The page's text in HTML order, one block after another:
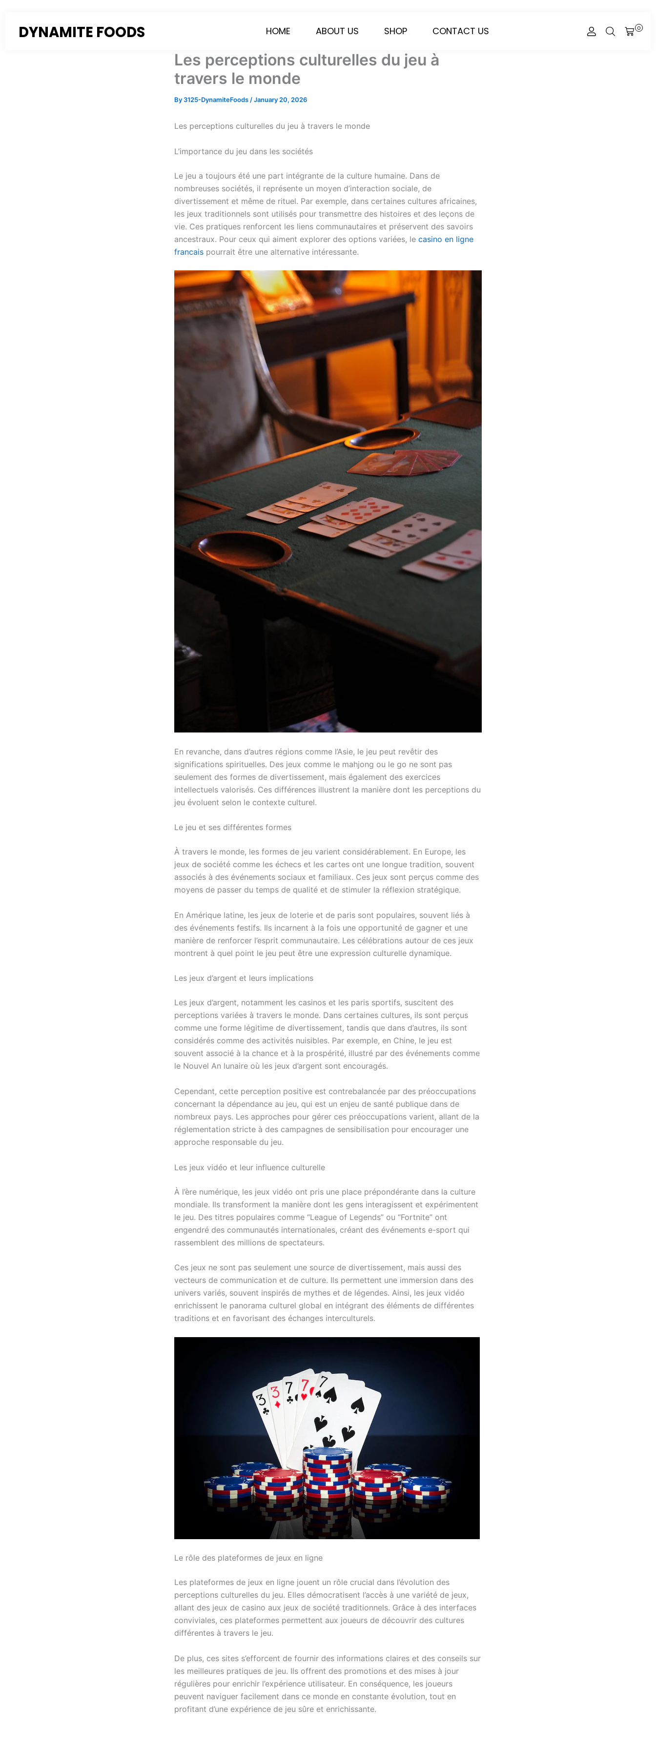
contentDYNAMITE FOODS HOME ABOUT US SHOP CONTACT US 0
CART
Les perceptions culturelles du jeu à
travers le monde
By 3125-DynamiteFoods /January 20, 2026
Les perceptions culturelles du jeu à travers le monde
L’importance du jeu dans les sociétés
Le jeu a toujours été une part intégrante de la culture humaine. Dans de
nombreuses sociétés, il représente un moyen d’interaction sociale, de
divertissement et même de rituel. Par exemple, dans certaines cultures africaines,
les jeux traditionnels sont utilisés pour transmettre des histoires et des leçons de
vie. Ces pratiques renforcent les liens communautaires et préservent des savoirs
ancestraux. Pour ceux qui aiment explorer des options variées, le casino en ligne
francais pourrait être une alternative intéressante.
En revanche, dans d’autres régions comme l’Asie, le jeu peut revêtir des
significations spirituelles. Des jeux comme le mahjong ou le go ne sont pas
seulement des formes de divertissement, mais également des exercices
intellectuels valorisés. Ces différences illustrent la manière dont les perceptions du
jeu évoluent selon le contexte culturel.
Le jeu et ses différentes formes
À travers le monde, les formes de jeu varient considérablement. En Europe, les
jeux de société comme les échecs et les cartes ont une longue tradition, souvent
associés à des événements sociaux et familiaux. Ces jeux sont perçus comme des
moyens de passer du temps de qualité et de stimuler la réflexion stratégique.
En Amérique latine, les jeux de loterie et de paris sont populaires, souvent liés à
des événements festifs. Ils incarnent à la fois une opportunité de gagner et une
manière de renforcer l’esprit communautaire. Les célébrations autour de ces jeux
montrent à quel point le jeu peut être une expression culturelle dynamique.
Les jeux d’argent et leurs implications
Les jeux d’argent, notamment les casinos et les paris sportifs, suscitent des
perceptions variées à travers le monde. Dans certaines cultures, ils sont perçus
comme une forme légitime de divertissement, tandis que dans d’autres, ils sont
considérés comme des activités nuisibles. Par exemple, en Chine, le jeu est
souvent associé à la chance et à la prospérité, illustré par des événements comme
le Nouvel An lunaire où les jeux d’argent sont encouragés.
Cependant, cette perception positive est contrebalancée par des préoccupations
concernant la dépendance au jeu, qui est un enjeu de santé publique dans de
nombreux pays. Les approches pour gérer ces préoccupations varient, allant de la
réglementation stricte à des campagnes de sensibilisation pour encourager une
approche responsable du jeu.
Les jeux vidéo et leur influence culturelle
À l’ère numérique, les jeux vidéo ont pris une place prépondérante dans la culture
mondiale. Ils transforment la manière dont les gens interagissent et expérimentent
le jeu. Des titres populaires comme “League of Legends” ou “Fortnite” ont
engendré des communautés internationales, créant des événements e-sport qui
rassemblent des millions de spectateurs.
Ces jeux ne sont pas seulement une source de divertissement, mais aussi des
vecteurs de communication et de culture. Ils permettent une immersion dans des
univers variés, souvent inspirés de mythes et de légendes. Ainsi, les jeux vidéo
enrichissent le panorama culturel global en intégrant des éléments de différentes
traditions et en favorisant des échanges interculturels.
Le rôle des plateformes de jeux en ligne
Les plateformes de jeux en ligne jouent un rôle crucial dans l’évolution des
perceptions culturelles du jeu. Elles démocratisent l’accès à une variété de jeux,
allant des jeux de casino aux jeux de société traditionnels. Grâce à des interfaces
conviviales, ces plateformes permettent aux joueurs de découvrir des cultures
différentes à travers le jeu.
De plus, ces sites s’efforcent de fournir des informations claires et des conseils sur
les meilleures pratiques de jeu. Ils offrent des promotions et des mises à jour
régulières pour enrichir l’expérience utilisateur. En conséquence, les joueurs
peuvent naviguer facilement dans ce monde en constante évolution, tout en
profitant d’une expérience de jeu sûre et enrichissante.